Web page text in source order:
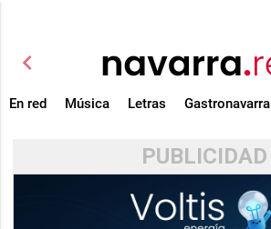
chevron_left
En red Música Letras Gastronavarra
PUBLICIDAD